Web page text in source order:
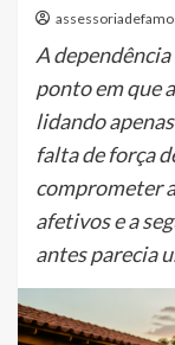
A
ponto em que
lidando
falta de força
comprometer
afetivos e a
antes parecia